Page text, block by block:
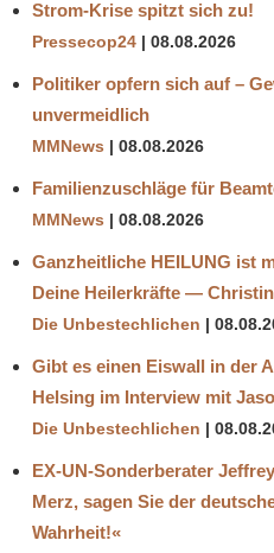
Strom-Krise spitzt sich zu!
Pressecop24 08.08.2026
Politiker opfern sich auf –
unvermeidlich
MMNews 08.08.2026
Familienzuschläge für
MMNews 08.08.2026
Ganzheitliche HEILUNG ist
Deine Heilerkräfte —
Die Unbestechlichen
Gibt es einen Eiswall in der
Helsing im Interview mit
Die Unbestechlichen
EX-UN-Sonderberater
Merz, sagen Sie der
Wahrheit!«